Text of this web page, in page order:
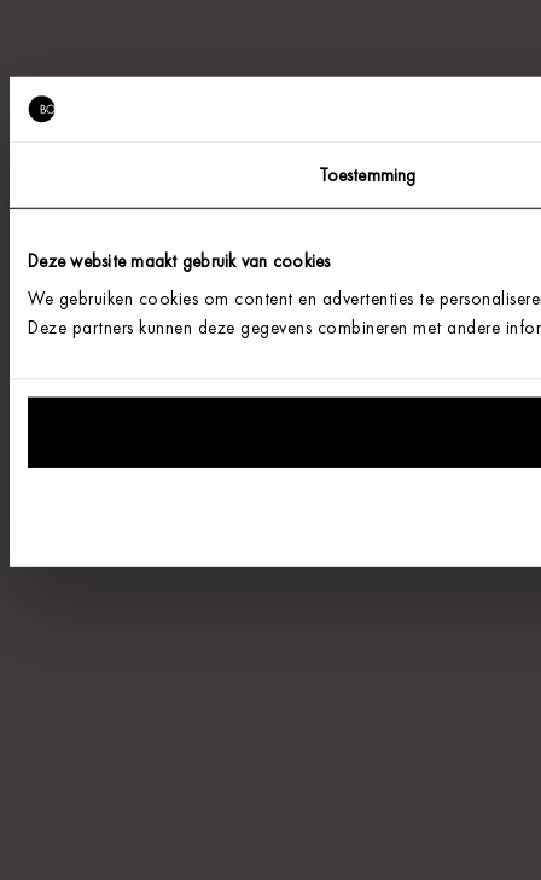
Toestemming
Deze website maakt gebruik van cookies
We gebruiken cookies om content en advertenties te
Deze partners kunnen deze gegevens combineren met andere